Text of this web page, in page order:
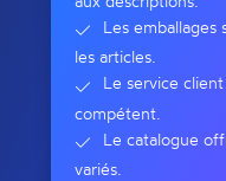
Les
les articles.
Le service
compétent.
Le catalogue
variés.